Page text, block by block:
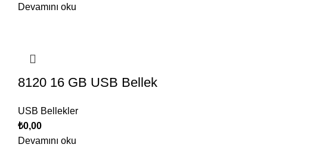
Devamını oku
8120 16 GB USB Bellek
USB Bellekler
₺0,00
Devamını oku